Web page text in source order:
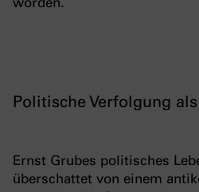
Politische Verfolgung
Ernst Grubes politisches
überschattet von einem